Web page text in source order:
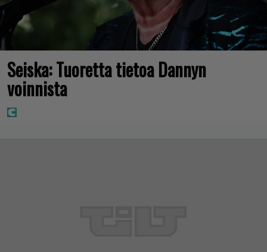
Seiska: Tuoretta tietoa Dannyn
voinnista